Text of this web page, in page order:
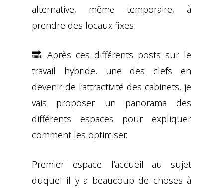
alternative, même temporaire, à
prendre des locaux fixes.
🔜 Après ces différents posts sur le
travail hybride, une des clefs en
devenir de l’attractivité des cabinets, je
vais proposer un panorama des
différents espaces pour expliquer
comment les optimiser.
Premier espace: l’accueil au sujet
duquel il y a beaucoup de choses à